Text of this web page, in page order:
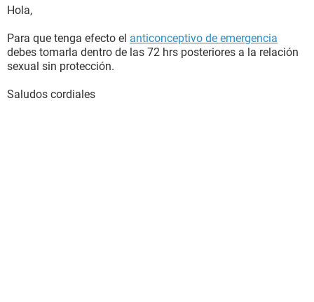
Hola,
Para que tenga efecto el anticonceptivo de emergencia
debes tomarla dentro de las 72 hrs posteriores a la relación
sexual sin protección.
Saludos cordiales